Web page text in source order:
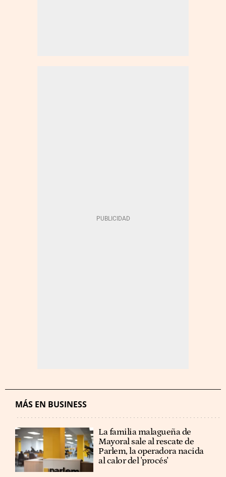
MÁS EN BUSINESS
La familia malagueña de
Mayoral sale al rescate de
Parlem, la operadora nacida
al calor del 'procés'